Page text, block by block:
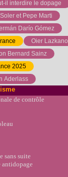
il interdire le dopage
et Pepe Marti
Darío Gómez
Oier Lazkano
Bernard Sainz
2025
Aderlass
de contrôle
sans suite
antidopage